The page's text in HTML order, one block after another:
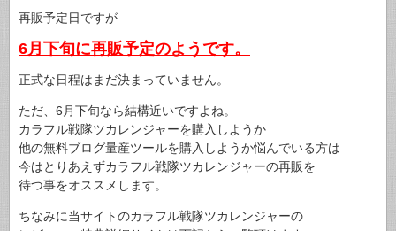
再販予定日ですが
6月下旬に再販予定のようです。
正式な日程はまだ決まっていません。
ただ、6月下旬なら結構近いですよね。
カラフル戦隊ツカレンジャーを購入しようか
他の無料ブログ量産ツールを購入しようか悩んでいる方は
今はとりあえずカラフル戦隊ツカレンジャーの再販を
待つ事をオススメします。
ちなみに当サイトのカラフル戦隊ツカレンジャーの